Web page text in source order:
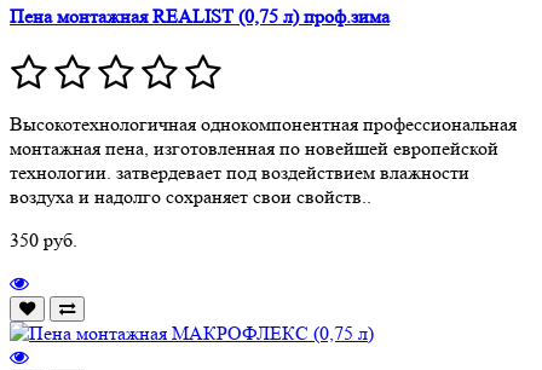
Пена монтажная REALIST (0,75 л) проф.зима
Высокотехнологичная однокомпонентная профессиональная
монтажная пена, изготовленная по новейшей европейской
технологии. затвердевает под воздействием влажности
воздуха и надолго сохраняет свои свойств..
350 руб.